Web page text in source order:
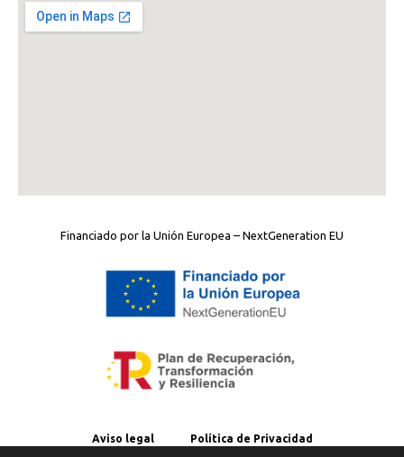
Financiado por la Unión Europea – NextGeneration EU
Aviso legal Política de Privacidad